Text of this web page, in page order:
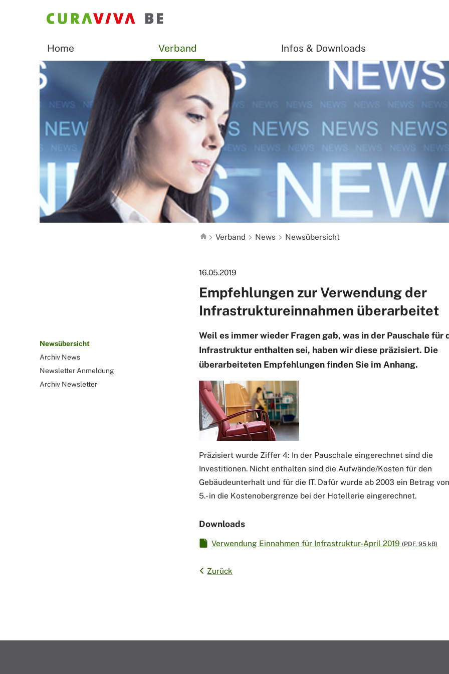
Home Verband Infos & Downloads
Newsübersicht
Archiv News
Newsletter Anmeldung
Archiv Newsletter
Verband News Newsübersicht
16.05.2019
Empfehlungen zur Verwendung der
Infrastruktureinnahmen überarbeitet
Weil es immer wieder Fragen gab, was in der Pauschale für
Infrastruktur enthalten sei, haben wir diese präzisiert. Die
überarbeiteten Empfehlungen finden Sie im Anhang.
Präzisiert wurde Ziffer 4: In der Pauschale eingerechnet sind die
Investitionen. Nicht enthalten sind die Aufwände/Kosten für den
Gebäudeunterhalt und für die IT. Dafür wurde ab 2003 ein Betrag
5.- in die Kostenobergrenze bei der Hotellerie eingerechnet.
Downloads
Verwendung Einnahmen für Infrastruktur-April 2019 (PDF, 95 kB)
Zurück